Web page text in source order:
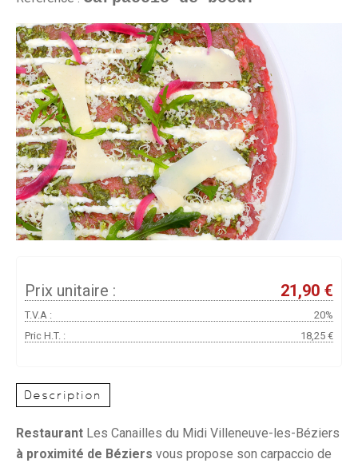
Prix unitaire : 21,90 €
T.V.A :
20%
Pric H.T. :
18,25 €
Description
Restaurant Les Canailles du Midi Villeneuve-les-Béziers
à proximité de Béziers vous propose son carpaccio de